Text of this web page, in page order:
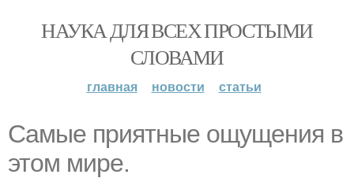
НАУКА ДЛЯ ВСЕХ ПРОСТЫМИ
СЛОВАМИ
главная новости статьи
Самые приятные ощущения в
этом мире.